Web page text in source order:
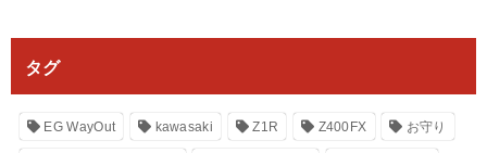
タグ
EG WayOut kawasaki Z1R Z400FX お守り